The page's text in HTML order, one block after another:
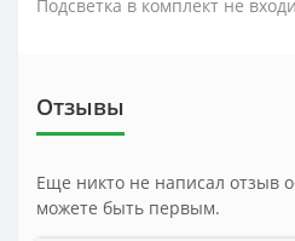
Подсветка в комплект не
Отзывы
Еще никто не написал отзыв
можете быть первым.